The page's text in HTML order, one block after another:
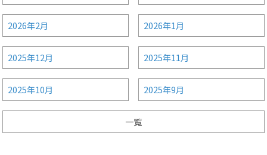
2026年2月 2026年1月
2025年12月 2025年11月
2025年10月 2025年9月
一覧